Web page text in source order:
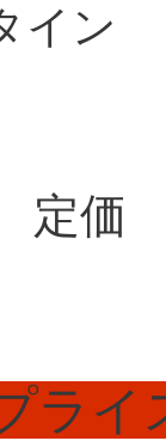
イ
定価
プ